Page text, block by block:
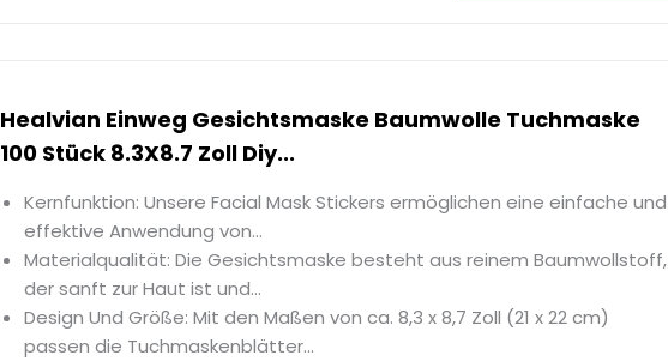
Healvian Einweg Gesichtsmaske Baumwolle Tuchmaske
100 Stück 8.3X8.7 Zoll Diy...
Kernfunktion: Unsere Facial Mask Stickers ermöglichen eine einfache und
effektive Anwendung von...
Materialqualität: Die Gesichtsmaske besteht aus reinem Baumwollstoff,
der sanft zur Haut ist und...
Design Und Größe: Mit den Maßen von ca. 8,3 x 8,7 Zoll (21 x 22 cm)
passen die Tuchmaskenblätter...